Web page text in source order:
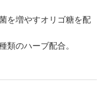
を増やすオリゴ糖を配
類のハーブ配合。